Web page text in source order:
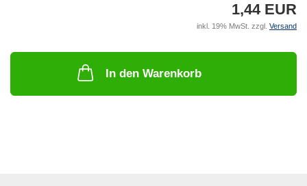
1,44 EUR
inkl. 19% MwSt. zzgl. Versand
In den Warenkorb